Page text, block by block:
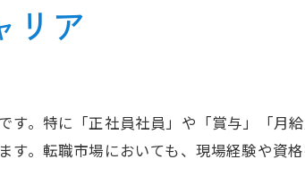
理由
向
リア
。特に「正社員社員」や「賞与」「月
。転職市場においても、現場経験や資